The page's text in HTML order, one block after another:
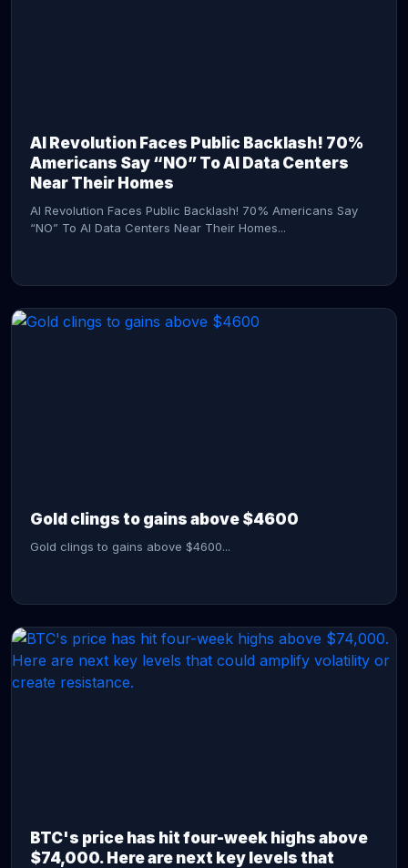
AI Revolution Faces Public Backlash! 70%
Americans Say “NO” To AI Data Centers
Near Their Homes
AI Revolution Faces Public Backlash! 70% Americans Say
“NO” To AI Data Centers Near Their Homes...
Gold clings to gains above $4600
Gold clings to gains above $4600...
BTC's price has hit four-week highs above
$74,000. Here are next key levels that